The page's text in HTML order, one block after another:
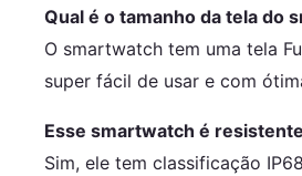
Qual é o tamanho da tela do
O smartwatch tem uma tela
super fácil de usar e com
Esse smartwatch é
Sim, ele tem classificação